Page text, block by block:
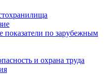
показатели по зарубежным
и охрана труда